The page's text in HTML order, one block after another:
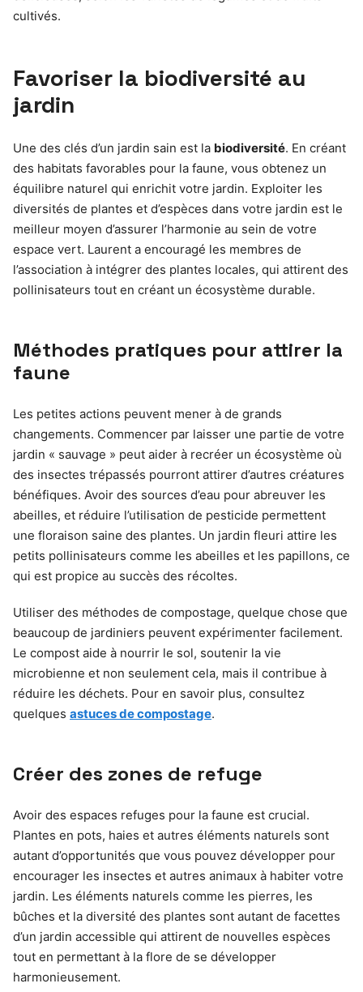
cultivés.
Favoriser la biodiversité au
jardin
Une des clés d’un jardin sain est la biodiversité. En créant
des habitats favorables pour la faune, vous obtenez un
équilibre naturel qui enrichit votre jardin. Exploiter les
diversités de plantes et d’espèces dans votre jardin est le
meilleur moyen d’assurer l’harmonie au sein de votre
espace vert. Laurent a encouragé les membres de
l’association à intégrer des plantes locales, qui attirent des
pollinisateurs tout en créant un écosystème durable.
Méthodes pratiques pour attirer la
faune
Les petites actions peuvent mener à de grands
changements. Commencer par laisser une partie de votre
jardin « sauvage » peut aider à recréer un écosystème où
des insectes trépassés pourront attirer d’autres créatures
bénéfiques. Avoir des sources d’eau pour abreuver les
abeilles, et réduire l’utilisation de pesticide permettent
une floraison saine des plantes. Un jardin fleuri attire les
petits pollinisateurs comme les abeilles et les papillons, ce
qui est propice au succès des récoltes.
Utiliser des méthodes de compostage, quelque chose que
beaucoup de jardiniers peuvent expérimenter facilement.
Le compost aide à nourrir le sol, soutenir la vie
microbienne et non seulement cela, mais il contribue à
réduire les déchets. Pour en savoir plus, consultez
quelques astuces de compostage.
Créer des zones de refuge
Avoir des espaces refuges pour la faune est crucial.
Plantes en pots, haies et autres éléments naturels sont
autant d’opportunités que vous pouvez développer pour
encourager les insectes et autres animaux à habiter votre
jardin. Les éléments naturels comme les pierres, les
bûches et la diversité des plantes sont autant de facettes
d’un jardin accessible qui attirent de nouvelles espèces
tout en permettant à la flore de se développer
harmonieusement.